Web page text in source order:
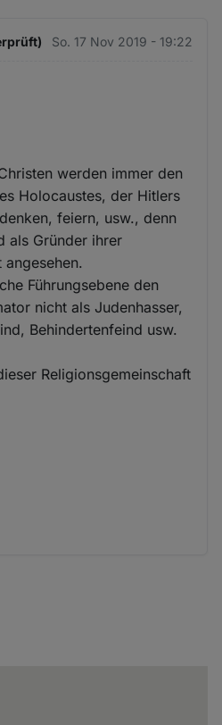
So. 17 Nov 2019 - 19:22
werden immer den
Holocaustes, der Hitlers
feiern, usw., denn
als Gründer ihrer
Führungsebene den
nicht als Judenhasser,
Behindertenfeind usw.
Religionsgemeinschaft